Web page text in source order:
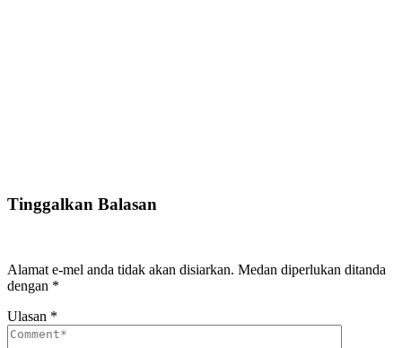
Tinggalkan Balasan
Alamat e-mel anda tidak akan disiarkan. Medan diperlukan ditanda
dengan *
Ulasan *